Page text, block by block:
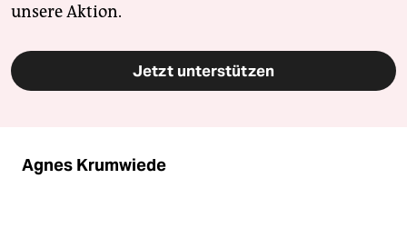
unsere Aktion.
Jetzt unterstützen
Agnes Krumwiede